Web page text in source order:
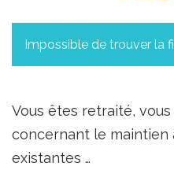
Impossible de trouver la
Vous êtes retraité,
concernant le maintien
existantes …